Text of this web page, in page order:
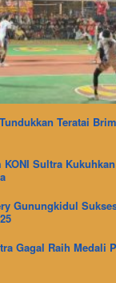
Teratai
KONI Sultra
Gunungkidul
Gagal Raih Medali